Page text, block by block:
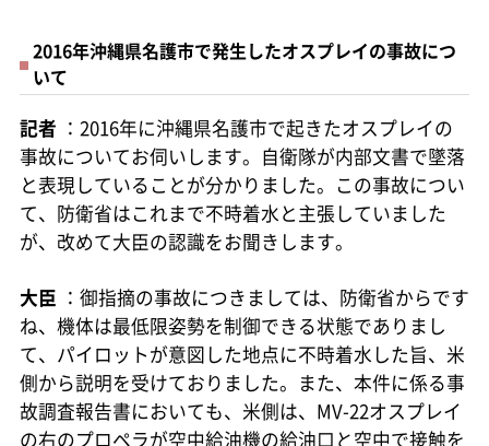
2016年沖縄県名護市で発生したオスプレイの事故につ
いて
記者 ：2016年に沖縄県名護市で起きたオスプレイの
事故についてお伺いします。自衛隊が内部文書で墜落
と表現していることが分かりました。この事故につい
て、防衛省はこれまで不時着水と主張していました
が、改めて大臣の認識をお聞きします。
大臣 ：御指摘の事故につきましては、防衛省からです
ね、機体は最低限姿勢を制御できる状態でありまし
て、パイロットが意図した地点に不時着水した旨、米
側から説明を受けておりました。また、本件に係る事
故調査報告書においても、米側は、MV-22オスプレイ
の右のプロペラが空中給油機の給油口と空中で接触を